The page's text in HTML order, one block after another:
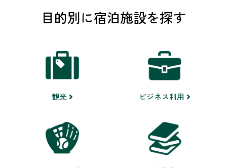
目的別に宿泊施設を探す
観光 ビジネス利用